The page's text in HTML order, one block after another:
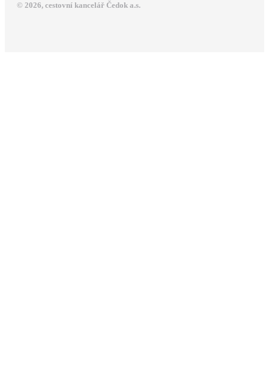
© 2026, cestovní kancelář Čedok a.s.